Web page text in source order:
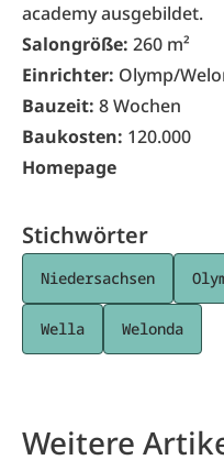
academy ausgebildet.
Salongröße: 260 m²
Einrichter: Olymp/
Bauzeit: 8 Wochen
Baukosten: 120.000
Homepage
Stichwörter
Niedersachsen
Wella Welonda
Weitere